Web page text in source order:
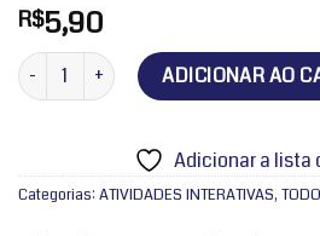
R$5,90
Saco de presentes - Atividade
ADICIONAR AO
Adicionar a lista
Categorias: ATIVIDADES INTERATIVAS,